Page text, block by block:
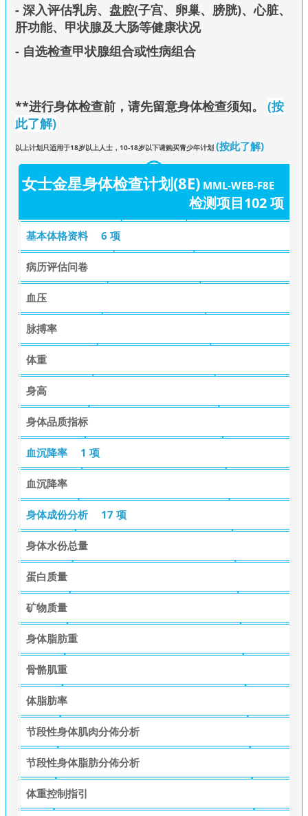
- 深入评估乳房、盘腔(子宫、卵巢、膀胱)、心脏、
肝功能、甲状腺及大肠等健康状况
- 自选检查甲状腺组合或性病组合
**进行身体检查前，请先留意身体检查须知。
(按
此了解)
以上计划只适用于18岁以上人士，10-18岁以下请购买青少年计划 (按此了解)
女士金星身体检查计划(8E) MML-WEB-F8E
检测项目102 项
基本体格资料 6 项
病历评估问卷
血压
脉搏率
体重
身高
身体品质指标
血沉降率 1 项
血沉降率
身体成份分析 17 项
身体水份总量
蛋白质量
矿物质量
身体脂肪重
骨骼肌重
体脂肪率
节段性身体肌肉分佈分析
节段性身体脂肪分佈分析
体重控制指引